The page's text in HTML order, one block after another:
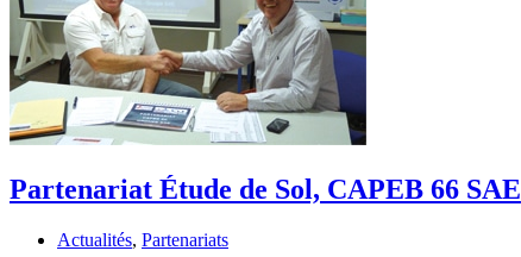
Partenariat Étude de Sol, CAPEB 66 SAE
Actualités, Partenariats